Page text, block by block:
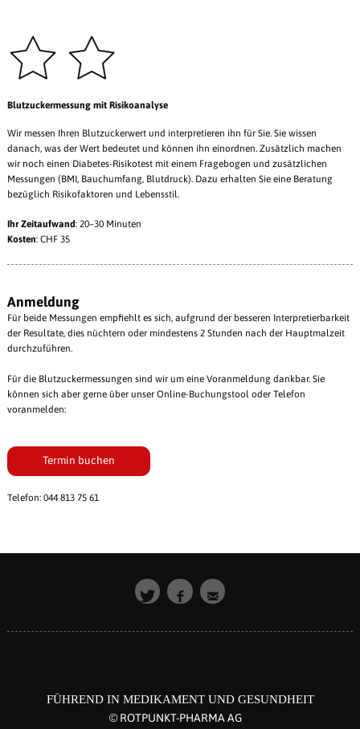
Blutzuckermessung mit Risikoanalyse
Wir messen Ihren Blutzuckerwert und interpretieren ihn für Sie. Sie wissen
danach, was der Wert bedeutet und können ihn einordnen. Zusätzlich machen
wir noch einen Diabetes-Risikotest mit einem Fragebogen und zusätzlichen
Messungen (BMI, Bauchumfang, Blutdruck). Dazu erhalten Sie eine Beratung
bezüglich Risikofaktoren und Lebensstil.
Ihr Zeitaufwand: 20–30 Minuten
Kosten: CHF 35
Anmeldung
Für beide Messungen empfiehlt es sich, aufgrund der besseren Interpretierbarkeit
der Resultate, dies nüchtern oder mindestens 2 Stunden nach der Hauptmalzeit
durchzuführen.
Für die Blutzuckermessungen sind wir um eine Voranmeldung dankbar. Sie
können sich aber gerne über unser Online-Buchungstool oder Telefon
voranmelden:
Termin buchen
Telefon: 044 813 75 61
FÜHREND IN MEDIKAMENT UND GESUNDHEIT
© ROTPUNKT-PHARMA AG